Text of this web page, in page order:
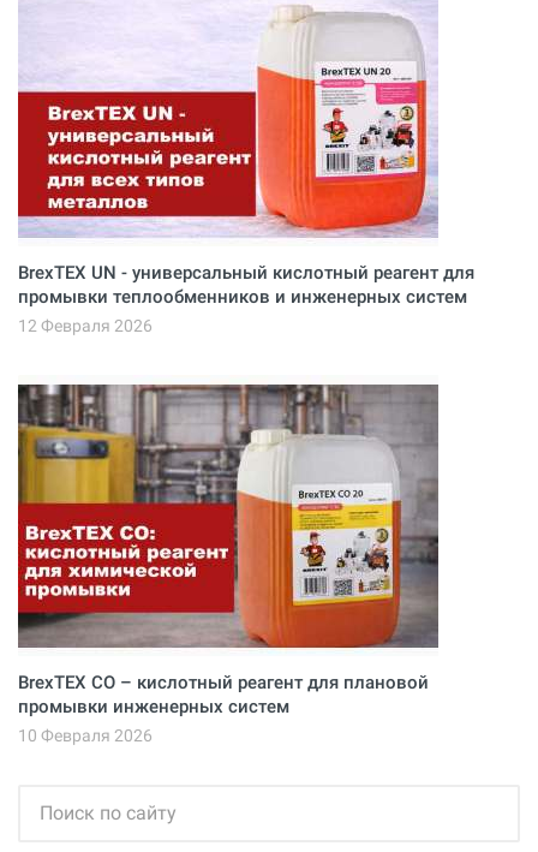
BrexTEX UN - универсальный кислотный реагент для
промывки теплообменников и инженерных систем
12 Февраля 2026
BrexTEX CO – кислотный реагент для плановой
промывки инженерных систем
10 Февраля 2026